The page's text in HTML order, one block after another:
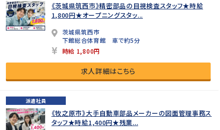
《茨城県筑西市》精密部品の目視検査スタッフ★時給
1,800円★オープニングスタッ...
茨城県筑西市
下館総合体育館 車で約5分
時給 1,800円
求人詳細はこちら
派遣社員
《牧之原市》大手自動車部品メーカーの図面管理事務ス
タッフ★時給1,400円★残業...